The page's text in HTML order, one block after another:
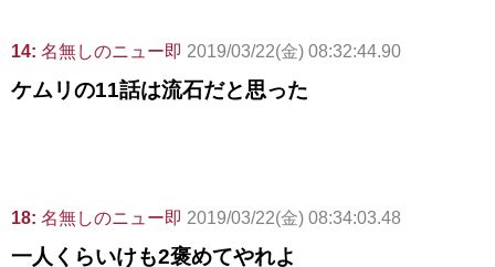
14: 名無しのニュー即 2019/03/22(金) 08:32:44.90
ケムリの11話は流石だと思った
18: 名無しのニュー即 2019/03/22(金) 08:34:03.48
一人くらいけも2褒めてやれよ